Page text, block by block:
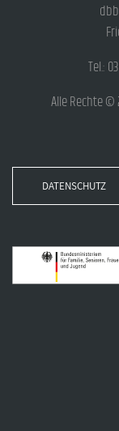
Tel.:
Alle Rechte
DATENSCHUTZ